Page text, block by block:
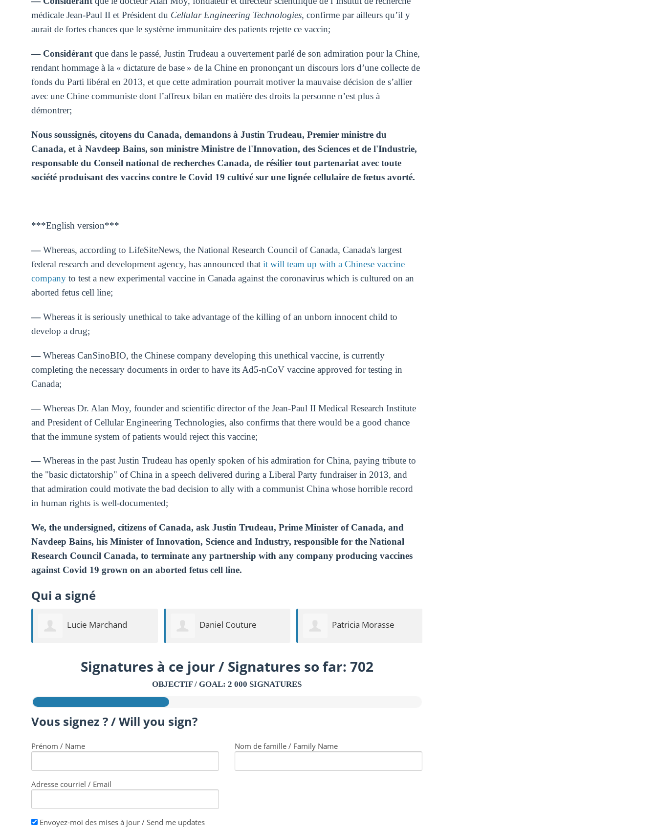
médicale Jean-Paul II et Président du Cellular Engineering Technologies, confirme par ailleurs qu’il y
aurait de forteschances que le système immunitaire des patients rejette ce vaccin;
― Considérantque dans le passé, Justin Trudeau a ouvertement parlé de son admiration pour la Chine,
rendant hommage à la « dictature de base » de la Chine en prononçant un discours lors d’une collecte de
fonds du Parti libéral en 2013, et que cette admiration pourrait motiver la mauvaise décision de s’allier
avec une Chine communiste dont l’affreux bilan en matière des droits la personne n’est plus à
démontrer;
Nous soussignés, citoyens du Canada, demandons à Justin Trudeau, Premier ministre du
Canada, et à Navdeep Bains, son ministre Ministre de l'Innovation, des Sciences et de l'Industrie,
responsable du Conseil national de recherches Canada, de résilier tout partenariat avec toute
société produisant des vaccins contre le Covid 19 cultivé sur une lignée cellulaire de fœtus avorté.
***English version***
―Whereas, according to LifeSiteNews, the National Research Council of Canada, Canada's largest
federal research and development agency, has announced that it will team up with a Chinese vaccine
companyto test a new experimental vaccine in Canada against the coronavirus which is cultured on an
aborted fetus cell line;
―Whereas it is seriously unethical to take advantage of the killing of an unborn innocent child to
develop a drug;
―Whereas CanSinoBIO, the Chinese company developing this unethical vaccine, is currently
completing the necessary documents in order to have its Ad5-nCoV vaccine approved for testing in
Canada;
―Whereas Dr. Alan Moy, founder and scientific director of the Jean-Paul II Medical Research Institute
and President of Cellular Engineering Technologies, also confirms that there would be a good chance
that the immune system of patients would reject this vaccine;
―Whereas in the past Justin Trudeau has openly spoken of his admiration for China, paying tribute to
the "basic dictatorship" of China in a speech delivered during a Liberal Party fundraiser in 2013, and
that admiration could motivate the bad decision to ally with a communist China whose horrible record
in human rights is well-documented;
We, the undersigned, citizens of Canada, ask Justin Trudeau, Prime Minister of Canada, and
Navdeep Bains, his Minister of Innovation, Science and Industry, responsible for the National
Research Council Canada, to terminate any partnership with any company producing vaccines
against Covid 19 grown on an aborted fetus cell line.
Qui a signé
Daniel Couture Patricia Morasse Dany Lefrancois
Signatures à ce jour / Signatures so far: 702
OBJECTIF / GOAL: 2 000 SIGNATURES
Vous signez ? / Will you sign?
Prénom / Name Nom de famille / Family Name
Adresse courriel / Email
Envoyez-moi des mises à jour / Send me updates